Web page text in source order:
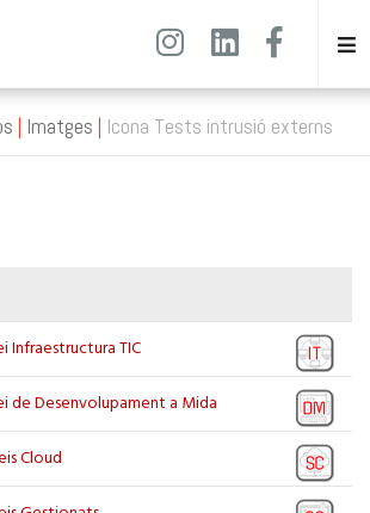
Imatges Icona Tests intrusió externs
Infraestructura TIC
de Desenvolupament a Mida
Cloud